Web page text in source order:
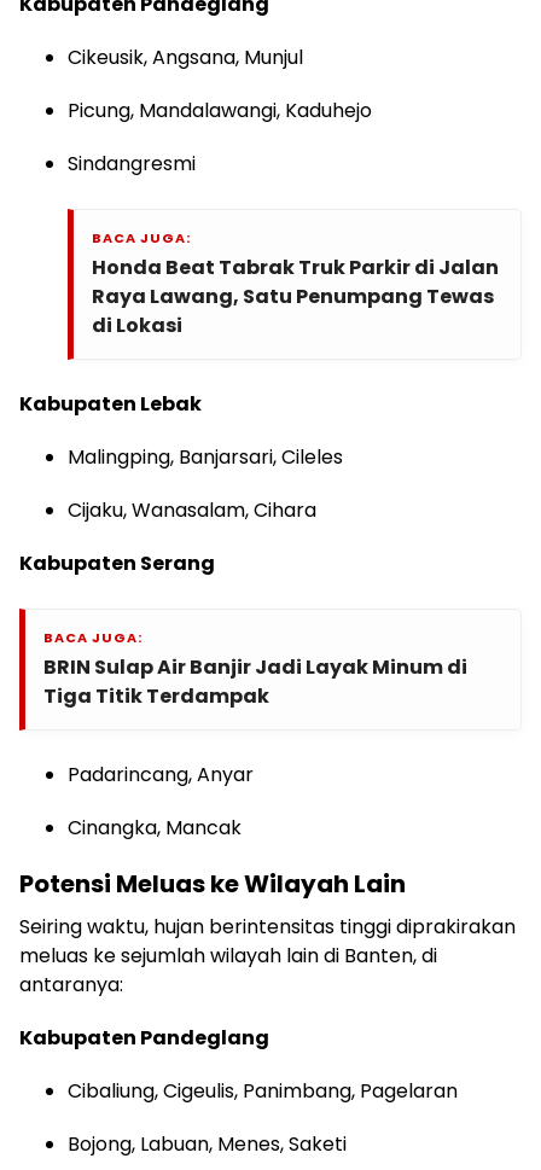
Cikeusik, Angsana, Munjul
Picung, Mandalawangi, Kaduhejo
Sindangresmi
BACA JUGA:
Honda Beat Tabrak Truk Parkir di Jalan
Raya Lawang, Satu Penumpang Tewas
di Lokasi
Kabupaten Lebak
Malingping, Banjarsari, Cileles
Cijaku, Wanasalam, Cihara
Kabupaten Serang
BACA JUGA:
BRIN Sulap Air Banjir Jadi Layak Minum di
Tiga Titik Terdampak
Padarincang, Anyar
Cinangka, Mancak
Potensi Meluas ke Wilayah Lain
Seiring waktu, hujan berintensitas tinggi diprakirakan
meluas ke sejumlah wilayah lain di Banten, di
antaranya:
Kabupaten Pandeglang
Cibaliung, Cigeulis, Panimbang, Pagelaran
Bojong, Labuan, Menes, Saketi